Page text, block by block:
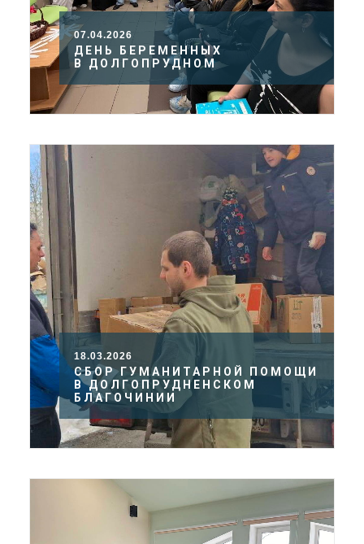
07.04.2026
ДЕНЬ БЕРЕМЕННЫХ
В ДОЛГОПРУДНОМ
18.03.2026
СБОР ГУМАНИТАРНОЙ ПОМОЩИ
В ДОЛГОПРУДНЕНСКОМ
БЛАГОЧИНИИ